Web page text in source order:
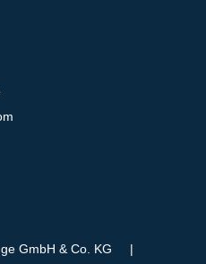
GmbH & Co. KG |